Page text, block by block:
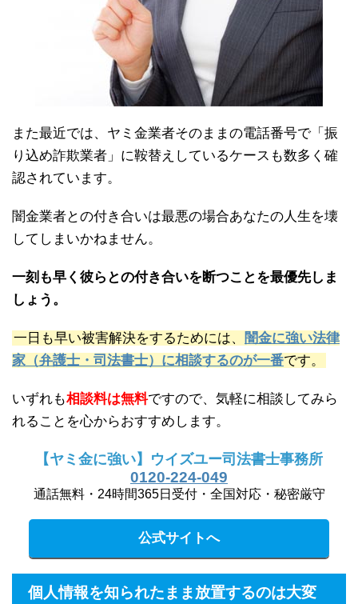
また最近では、ヤミ金業者そのままの電話番号で「振
り込め詐欺業者」に鞍替えしているケースも数多く確
認されています。
闇金業者との付き合いは最悪の場合あなたの人生を壊
してしまいかねません。
一刻も早く彼らとの付き合いを断つことを最優先しま
しょう。
一日も早い被害解決をするためには、
闇金に強い法律
家（弁護士・司法書士）に相談するのが一番です。
いずれも相談料は無料ですので、気軽に相談してみら
れることを心からおすすめします。
【ヤミ金に強い】ウイズユー司法書士事務所
0120-224-049
通話無料・24時間365日受付・全国対応・秘密厳守
公式サイトへ
個人情報を知られたまま放置するのは大変